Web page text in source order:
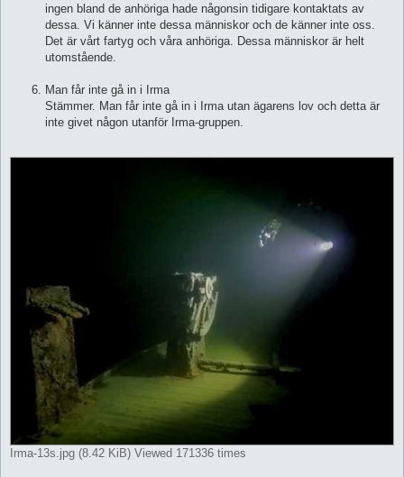
ingen bland de anhöriga hade någonsin tidigare kontaktats av
dessa. Vi känner inte dessa människor och de känner inte oss.
Det är vårt fartyg och våra anhöriga. Dessa människor är helt
utomstående.
Man får inte gå in i Irma
Stämmer. Man får inte gå in i Irma utan ägarens lov och detta är
inte givet någon utanför Irma-gruppen.
Irma-13s.jpg (8.42 KiB) Viewed 171336 times